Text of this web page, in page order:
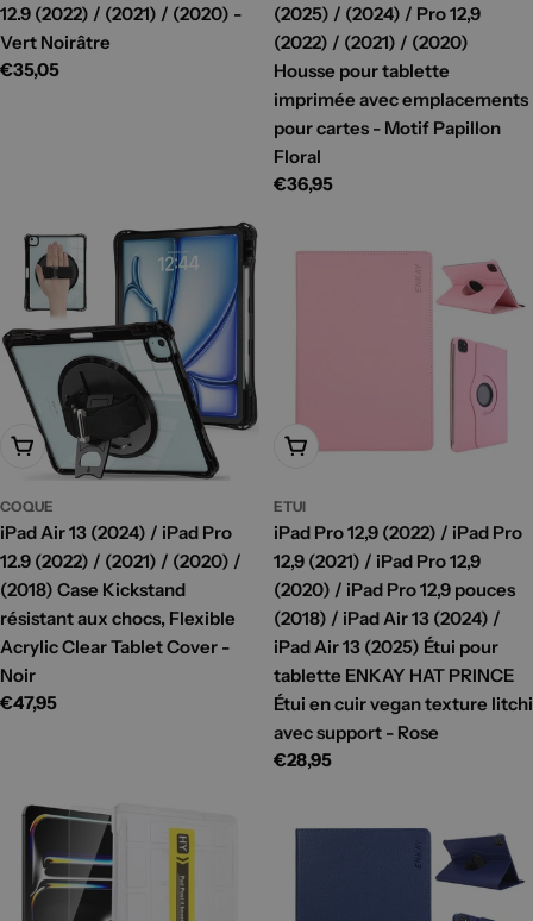
12.9 (2022) / (2021) / (2020) -
Vert Noirâtre
Prix
€35,05
(2025) / (2024) / Pro 12,9
(2022) / (2021) / (2020)
Housse pour tablette
imprimée avec emplacements
pour cartes - Motif Papillon
Floral
Prix
€36,95
Ajouter Au Panier
COQUE
iPad Air 13 (2024) / iPad Pro
12.9 (2022) / (2021) / (2020) /
(2018) Case Kickstand
résistant aux chocs, Flexible
Acrylic Clear Tablet Cover -
Noir
Prix
€47,95
Ajouter Au Panier
ETUI
iPad Pro 12,9 (2022) / iPad Pro
12,9 (2021) / iPad Pro 12,9
(2020) / iPad Pro 12,9 pouces
(2018) / iPad Air 13 (2024) /
iPad Air 13 (2025) Étui pour
tablette ENKAY HAT PRINCE
Étui en cuir vegan texture litchi
avec support - Rose
Prix
€28,95